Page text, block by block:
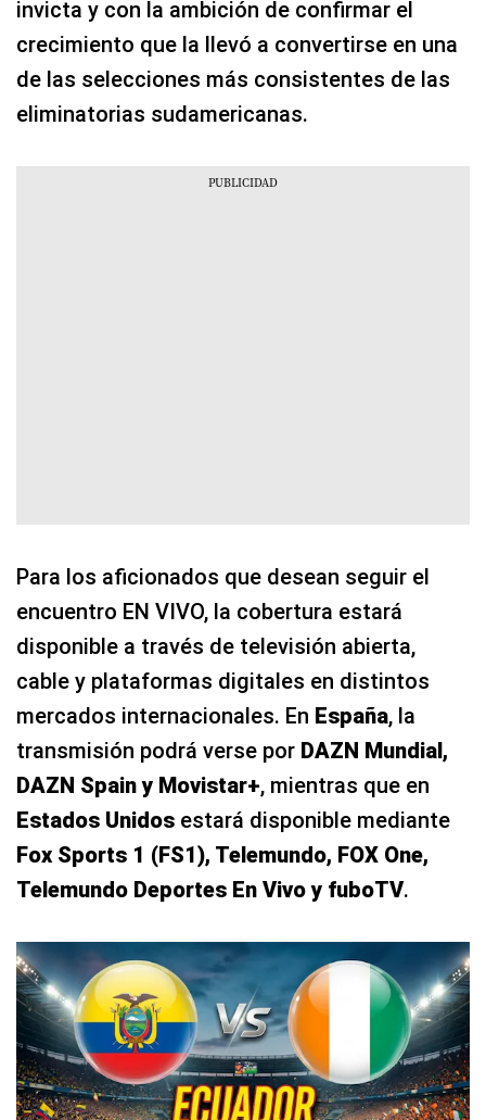
invicta y con la ambición de confirmar el
crecimiento que la llevó a convertirse en una
de las selecciones más consistentes de las
eliminatorias sudamericanas.
Para los aficionados que desean seguir el
encuentro EN VIVO, la cobertura estará
disponible a través de televisión abierta,
cable y plataformas digitales en distintos
mercados internacionales. En España, la
transmisión podrá verse por DAZN Mundial,
DAZN Spain y Movistar+, mientras que en
Estados Unidos estará disponible mediante
Fox Sports 1 (FS1), Telemundo, FOX One,
Telemundo Deportes En Vivo y fuboTV.